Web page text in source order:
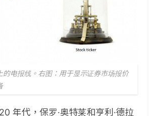
的电报线。右图：用于显示证券市场报价
年代，保罗·奥特莱和亨利·德拉